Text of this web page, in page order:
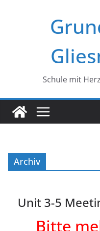
Schule mit
Archiv
Unit 3-5
Bitte